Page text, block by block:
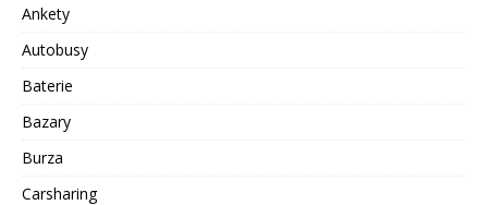
Ankety
Autobusy
Baterie
Bazary
Burza
Carsharing